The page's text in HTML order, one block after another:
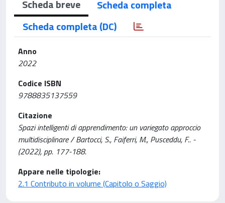
Scheda breve
Scheda completa
Scheda completa (DC)
Anno
2022
Codice ISBN
9788835137559
Citazione
Spazi intelligenti di apprendimento: un variegato approccio
multidisciplinare / Bartocci, S., Faiferri, M., Pusceddu, F.. -
(2022), pp. 177-188.
Appare nelle tipologie:
2.1 Contributo in volume (Capitolo o Saggio)